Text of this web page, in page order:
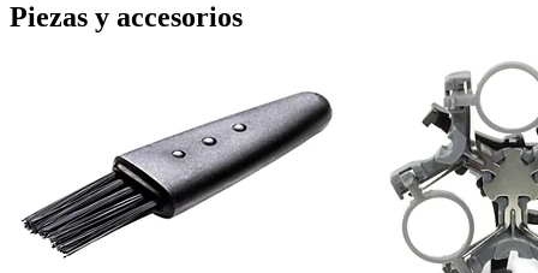
Piezas y accesorios